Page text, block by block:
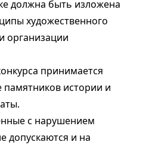
должна быть изложена
художественного
организации
принимается
истории и
с нарушением
допускаются и на